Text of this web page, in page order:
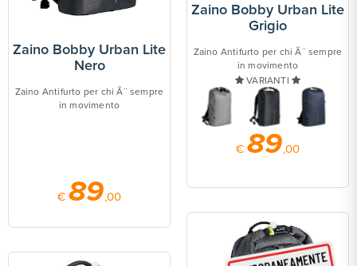
Zaino Bobby Urban Lite
Grigio
Zaino Antifurto per chi Ã¨ sempre
in movimento
VARIANTI
€89,00
Zaino Bobby Urban Lite
Nero
Zaino Antifurto per chi Ã¨ sempre
in movimento
€89,00